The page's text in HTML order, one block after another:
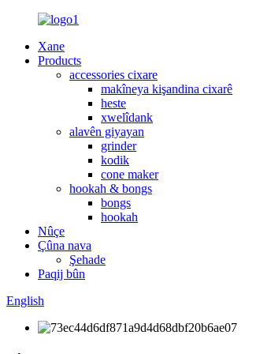
Xane
Products
accessories cixare
makîneya kişandina cixarê
heste
xwelîdank
alavên giyayan
grinder
kodik
cone maker
hookah & bongs
bongs
hookah
Nûçe
Çûna nava
Şehade
Paqij bûn
English